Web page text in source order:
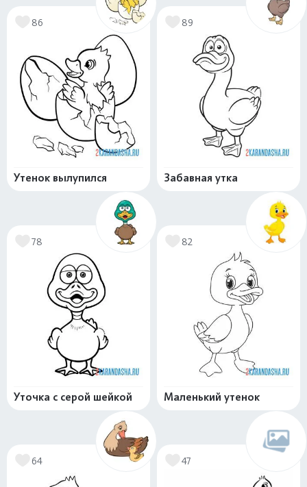
86
Утенок вылупился
89
Забавная утка
78
Уточка с серой шейкой
82
Маленький утенок
64 47